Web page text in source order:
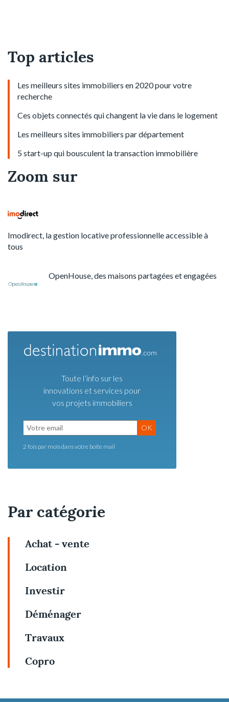
Top articles
Les meilleurs sites immobiliers en 2020 pour votre
recherche
Ces objets connectés qui changent la vie dans le logement
Les meilleurs sites immobiliers par département
5 start-up qui bousculent la transaction immobilière
Zoom sur
Imodirect, la gestion locative professionnelle accessible à
tous
OpenHouse, des maisons partagées et engagées
Toute l’info sur les
innovations et services pour
vos projets immobiliers
OK
2 fois par mois dans votre boite mail
Par catégorie
Achat - vente
Location
Investir
Déménager
Travaux
Copro